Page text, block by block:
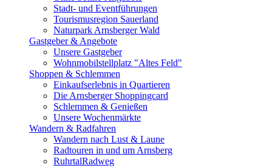
Stadt- und Eventführungen
Tourismusregion Sauerland
Naturpark Arnsberger Wald
Gastgeber & Angebote
Unsere Gastgeber
Wohnmobilstellplatz "Altes Feld"
Shoppen & Schlemmen
Einkaufserlebnis in Quartieren
Die Arnsberger Shoppingcard
Schlemmen & Genießen
Unsere Wochenmärkte
Wandern & Radfahren
Wandern nach Lust & Laune
Radtouren in und um Arnsberg
RuhrtalRadweg